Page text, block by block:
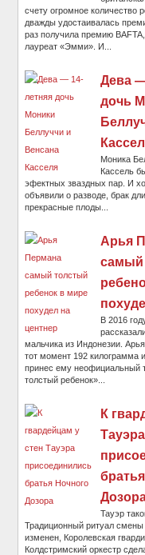
счету огромное количество
дважды удостаивалась
раз получила премию
лауреат «Эмми». И...
Дева
дочь
Моника
Кассель
эфектных зваздных пар. И
объявили о разводе, брак
прекрасные плоды...
Арья
самый
В 2016
мальчика из Индонезии.
тот момент 192 килограмма
принес ему неофициальный
толстый ребенок»...
К
Тауэра
Тауэр
Традиционный ритуал
изменен, Королевская
Колдстримский оркестр